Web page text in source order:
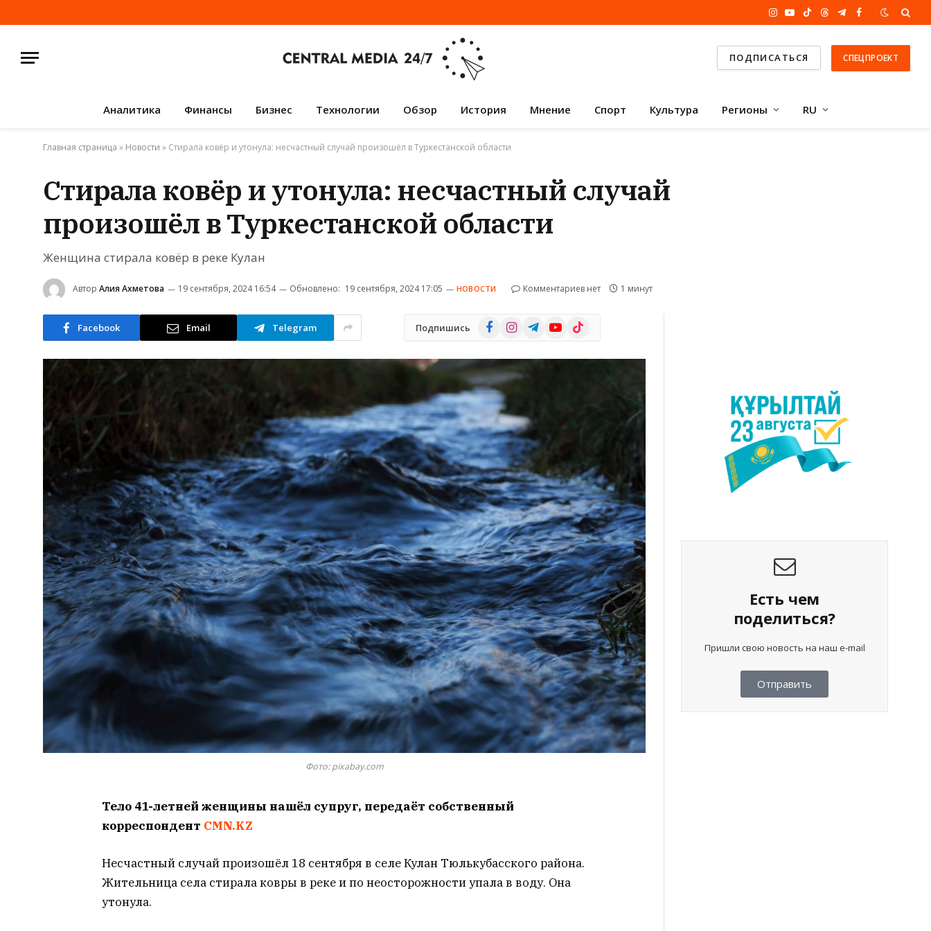
Instagram
YouTube
TikTokThreadsTelegram
Facebook
ПОДПИСАТЬСЯ СПЕЦПРОЕКТ
Аналитика Финансы Бизнес Технологии Обзор История Мнение Спорт Культура Регионы RU
Главная страница » Новости » Стирала ковёр и утонула: несчастный случай произошёл в Туркестанской области
Стирала ковёр и утонула: несчастный случай
произошёл в Туркестанской области
Женщина стирала ковёр в реке Кулан
Автор Алия Ахметова 19 сентября, 2024 16:54 Обновлено: 19 сентября, 2024 17:05 НОВОСТИ Комментариев нет 1 минут
Facebook Email Telegram Подпишись FacebookInstagramTelegramYouTube
TikTok
Фото: pixabay.com
Тело 41-летней женщины нашёл супруг, передаёт собственный
корреспондент CMN.KZ
Несчастный случай произошёл 18 сентября в селе Кулан Тюлькубасского района.
Жительница села стирала ковры в реке и по неосторожности упала в воду. Она
утонула.
Есть чем
поделиться?
Пришли свою новость на наш e-mail
Отправить